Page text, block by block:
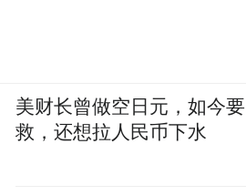
美财长曾做空日元，如今要
救，还想拉人民币下水